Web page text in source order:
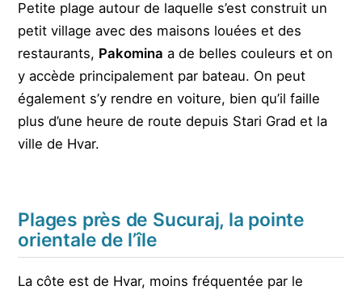
Petite plage autour de laquelle s’est construit un
petit village avec des maisons louées et des
restaurants, Pakomina a de belles couleurs et on
y accède principalement par bateau. On peut
également s’y rendre en voiture, bien qu’il faille
plus d’une heure de route depuis Stari Grad et la
ville de Hvar.
Plages près de Sucuraj, la pointe
orientale de l’île
La côte est de Hvar, moins fréquentée par le